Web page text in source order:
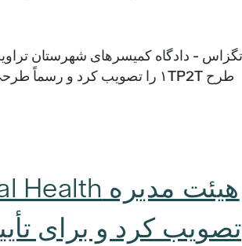
طرح ۱TP2T را تصویب کرد و رسماً طرحی را که با عنوان «سال دسترسی» شناخته می‌شود، پذیرفت. […]
تصویب کرد و برای